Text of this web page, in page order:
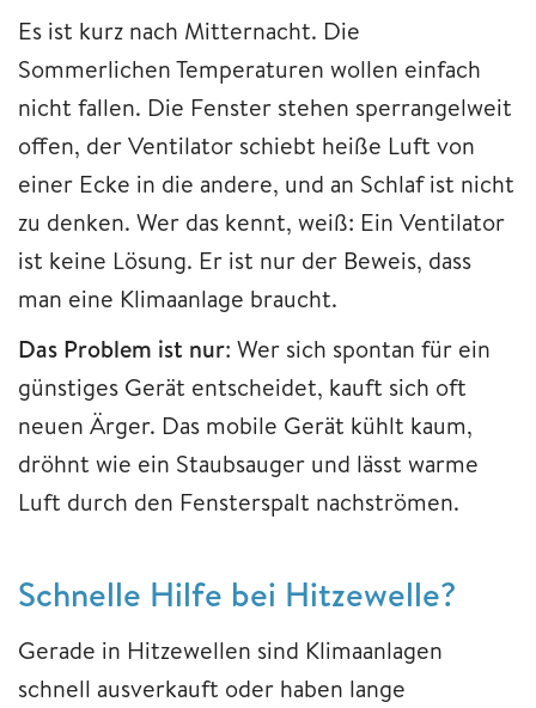
Es ist kurz nach Mitternacht. Die
Sommerlichen Temperaturen wollen einfach
nicht fallen. Die Fenster stehen sperrangelweit
offen, der Ventilator schiebt heiße Luft von
einer Ecke in die andere, und an Schlaf ist nicht
zu denken. Wer das kennt, weiß: Ein Ventilator
ist keine Lösung. Er ist nur der Beweis, dass
man eine Klimaanlage braucht.
Das Problem ist nur: Wer sich spontan für ein
günstiges Gerät entscheidet, kauft sich oft
neuen Ärger. Das mobile Gerät kühlt kaum,
dröhnt wie ein Staubsauger und lässt warme
Luft durch den Fensterspalt nachströmen.
Schnelle Hilfe bei Hitzewelle?
Gerade in Hitzewellen sind Klimaanlagen
schnell ausverkauft oder haben lange